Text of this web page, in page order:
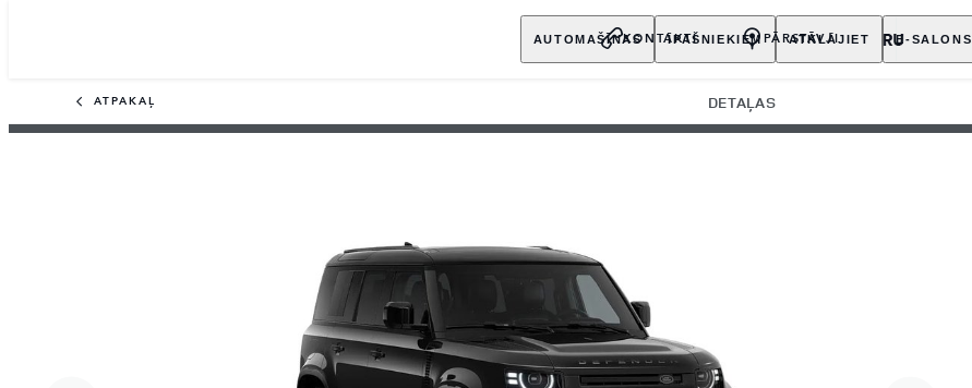
AUTOMAŠĪNAS ĪPAŠNIEKIEM ATKLĀJIET E-SALONS
KONTAKTI PĀRSTĀVJI
ATPAKAĻ DETAĻAS